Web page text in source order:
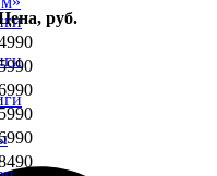
руб.